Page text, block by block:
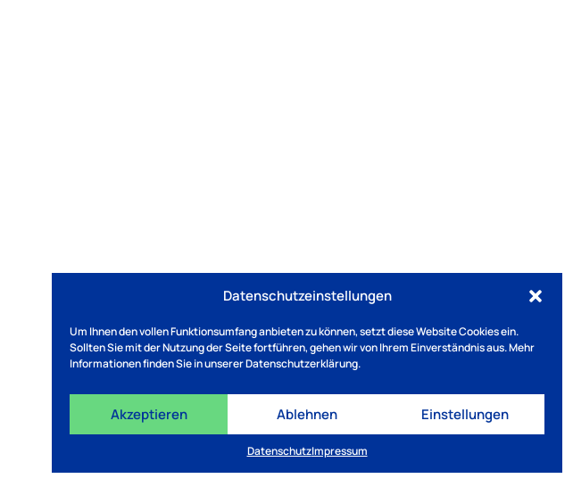
Datenschutzeinstellungen
Um Ihnen den vollen Funktionsumfang anbieten zu können, setzt diese Website Cookies ein.
Sollten Sie mit der Nutzung der Seite fortführen, gehen wir von Ihrem Einverständnis aus. Mehr
Informationen finden Sie in unserer Datenschutzerklärung.
Akzeptieren Ablehnen Einstellungen
DatenschutzImpressum